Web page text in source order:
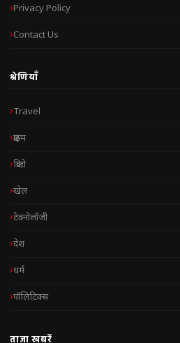
Privacy Policy
Contact Us
श्रेणियाँ
Travel
क्राइम
क्रिप्टो
खेल
टेक्नोलॉजी
देश
धर्म
पॉलिटिक्स
ताज़ा खबरें